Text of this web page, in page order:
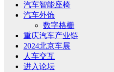
汽车智能座椅
汽车外饰
数字格栅
重庆汽车产业链
2024北京车展
人车交互
进入论坛